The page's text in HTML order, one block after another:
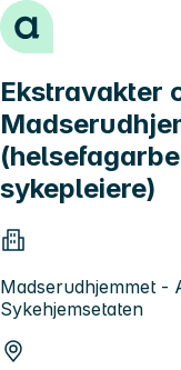
Hopp til innhold
Ekstravakter
sykepleiere)
Madserudhjemmet -
Sykehjemsetaten